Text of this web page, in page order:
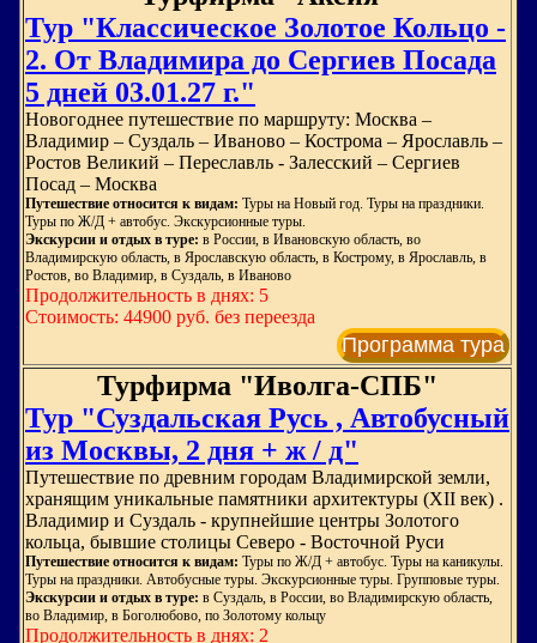
Тур "Классическое Золотое Кольцо -
2. От Владимира до Сергиев Посада
5 дней 03.01.27 г."
Новогоднее путешествие по маршруту: Москва –
Владимир – Суздаль – Иваново – Кострома – Ярославль –
Ростов Великий – Переславль - Залесский – Сергиев
Посад – Москва
Путешествие относится к видам: Туры на Новый год. Туры на праздники.
Туры по Ж/Д + автобус. Экскурсионные туры.
Экскурсии и отдых в туре: в России, в Ивановскую область, во
Владимирскую область, в Ярославскую область, в Кострому, в Ярославль, в
Ростов, во Владимир, в Суздаль, в Иваново
Продолжительность в днях: 5
Стоимость: 44900 руб. без переезда
Программа тура
Турфирма "Иволга-СПБ"
Тур "Суздальская Русь , Автобусный
из Москвы, 2 дня + ж / д"
Путешествие по древним городам Владимирской земли,
хранящим уникальные памятники архитектуры (XII век) .
Владимир и Суздаль - крупнейшие центры Золотого
кольца, бывшие столицы Северо - Восточной Руси
Путешествие относится к видам: Туры по Ж/Д + автобус. Туры на каникулы.
Туры на праздники. Автобусные туры. Экскурсионные туры. Групповые туры.
Экскурсии и отдых в туре: в Суздаль, в России, во Владимирскую область,
во Владимир, в Боголюбово, по Золотому кольцу
Продолжительность в днях: 2